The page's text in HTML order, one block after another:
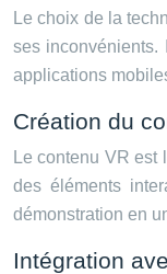
Le choix de la
ses inconvénients.
applications
Création du
Le contenu VR est
des éléments
démonstration en
Intégration